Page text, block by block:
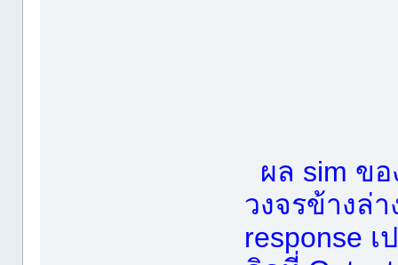
ผล sim ขอ
วงจรข้างล่
response